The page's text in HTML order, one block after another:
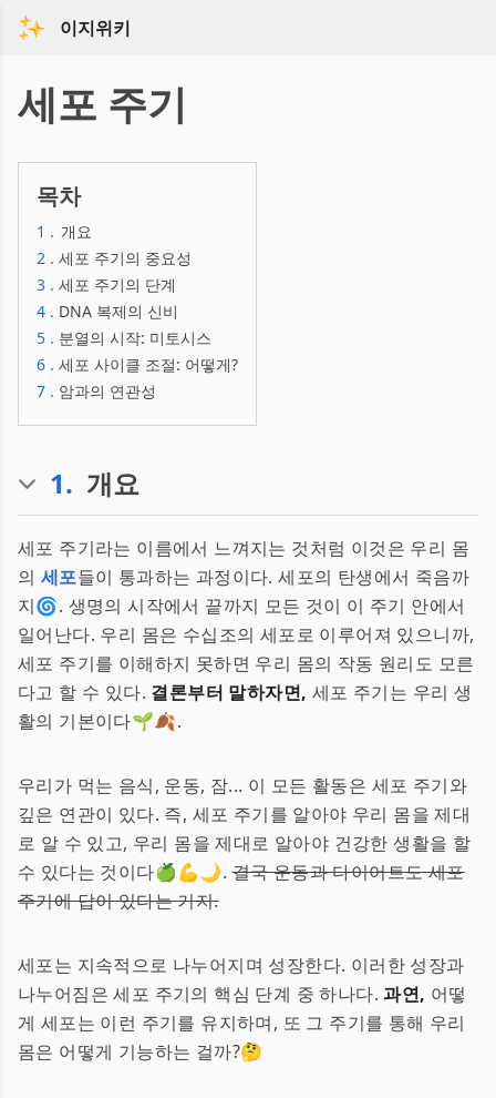
이지위키
세포 주기
목차
1 . 개요
2 . 세포 주기의 중요성
3 . 세포 주기의 단계
4 . DNA 복제의 신비
5 . 분열의 시작: 미토시스
6 . 세포 사이클 조절: 어떻게?
7 . 암과의 연관성
1. 개요
세포 주기라는 이름에서 느껴지는 것처럼 이것은 우리 몸
의 세포들이 통과하는 과정이다. 세포의 탄생에서 죽음까
지🌀. 생명의 시작에서 끝까지 모든 것이 이 주기 안에서
일어난다. 우리 몸은 수십조의 세포로 이루어져 있으니까,
세포 주기를 이해하지 못하면 우리 몸의 작동 원리도 모른
다고 할 수 있다. 결론부터 말하자면, 세포 주기는 우리 생
활의 기본이다🌱🍂.
우리가 먹는 음식, 운동, 잠... 이 모든 활동은 세포 주기와
깊은 연관이 있다. 즉, 세포 주기를 알아야 우리 몸을 제대
로 알 수 있고, 우리 몸을 제대로 알아야 건강한 생활을 할
수 있다는 것이다🍏💪🌙.결국 운동과 다이어트도 세포
주기에 답이 있다는 거지.
세포는 지속적으로 나누어지며 성장한다. 이러한 성장과
나누어짐은 세포 주기의 핵심 단계 중 하나다.과연, 어떻
게 세포는 이런 주기를 유지하며, 또 그 주기를 통해 우리
몸은 어떻게 기능하는 걸까?🤔